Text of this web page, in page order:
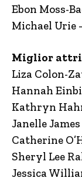
Ebon Moss-
Michael Urie
Miglior
Liza Colon-
Hannah
Kathryn
Janelle
Catherine
Sheryl Lee
Jessica